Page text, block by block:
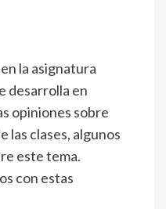
la asignatura
desarrolla en
opiniones sobre
las clases, algunos
este tema.
con estas